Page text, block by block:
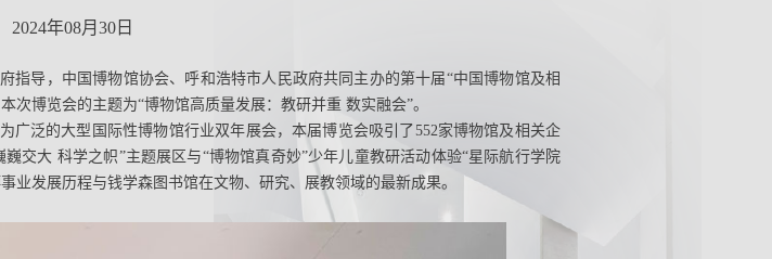
2024年08月30日
指导，中国博物馆协会、呼和浩特市人民政府共同主办的第十届“中国博物馆及相
博览会的主题为“博物馆高质量发展：教研并重 数实融会”。
广泛的大型国际性博物馆行业双年展会，本届博览会吸引了552家博物馆及相关企
交大 科学之帜”主题展区与“博物馆真奇妙”少年儿童教研活动体验“星际航行学院
发展历程与钱学森图书馆在文物、研究、展教领域的最新成果。